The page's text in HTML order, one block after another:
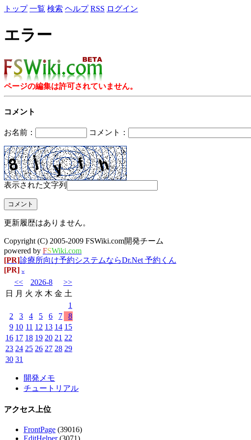
トップ 一覧 検索 ヘルプ RSS ログイン
エラー
ページの編集は許可されていません。
コメント
お名前： コメント：
表示された文字列
更新履歴はありません。
Copyright (C) 2005-2009 FSWiki.com開発チーム
powered by FSWiki.com
[PR]診療所向け予約システムならDr.Net 予約くん
[PR] w
<< 2026-8
>>
日 月 火 水 木 金 土
1
2
3 4 5 6 7
8
9 10 11 12 13 14 15
16 17 18 19 20 21 22
23 24 25 26 27 28 29
30 31
開発メモ
チュートリアル
アクセス上位
FrontPage (39016)
EditHelper(3071)